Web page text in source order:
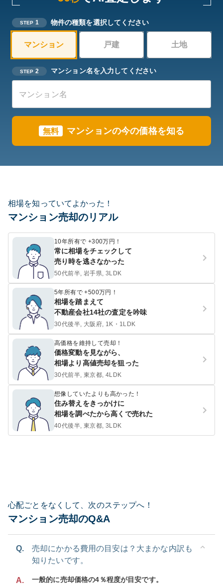
STEP 1 物件の種類を選択してください
マンション 戸建 土地
STEP 2 マンション名を入力してください
無料 マンションの今の価格を知る
相場を知っていてよかった！
マンション売却のリアル
10年所有で +300万円！
常に相場をチェックして
売り時を逃さなかった
50代前半, 岩手県, 3LDK
5年所有で +500万円！
相場を踏まえて
不動産会社14社の査定を吟味
30代後半, 大阪府, 1K・1LDK
高価格を維持して売却！
価格変動を見ながら、
相場より高値売却を狙った
30代前半, 東京都, 4LDK
想像していたよりも高かった！
住み替えをきっかけに
相場を調べたから高くで売れた
40代後半, 東京都, 3LDK
心配ごとをなくして、次のステップへ！
マンション売却のQ&A
Q.
売却にかかる費用の目安は？大まかな内訳も
知りたいです。
A.
一般的に売却価格の4％程度が目安です。